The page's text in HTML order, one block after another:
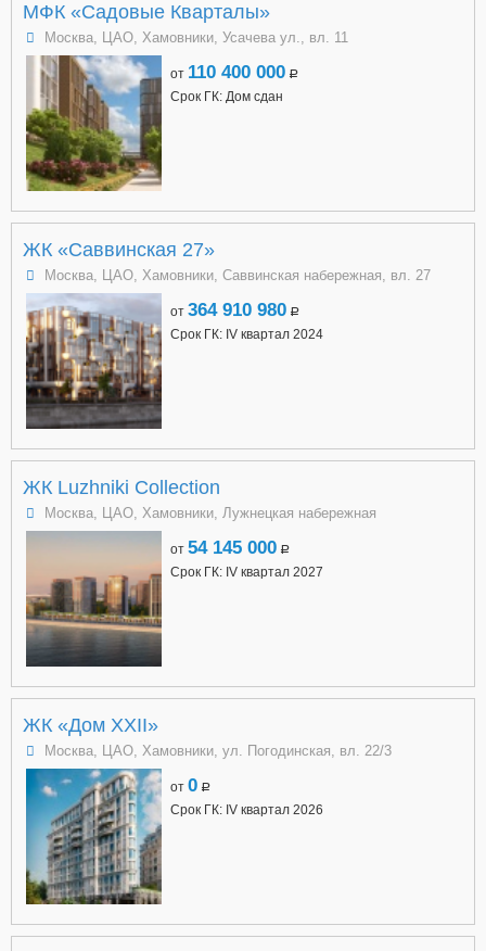
МФК «Садовые Кварталы»
Москва, ЦАО, Хамовники, Усачева ул., вл. 11
от 110 400 000 a
Срок ГК: Дом сдан
ЖК «Саввинская 27»
Москва, ЦАО, Хамовники, Саввинская набережная, вл. 27
от 364 910 980 a
Срок ГК: IV квартал 2024
ЖК Luzhniki Collection
Москва, ЦАО, Хамовники, Лужнецкая набережная
от 54 145 000 a
Срок ГК: IV квартал 2027
ЖК «Дом XXII»
Москва, ЦАО, Хамовники, ул. Погодинская, вл. 22/3
от 0 a
Срок ГК: IV квартал 2026